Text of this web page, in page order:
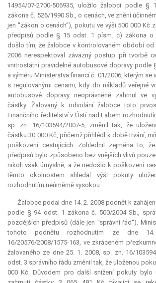
14954/07-2700-506935, uložilo žalobci podle
zákona č. 526/1990 Sb., o cenách, ve znění
jen "zákon o cenách“), pokutu ve výši 500 000 Kč
předpisů podle § 15 odst. 1 písm. c) zákona o
došlo tím, že žalobce v kontrolovaném období od
2006 nerespektoval závazný postup při tvorbě
vnitrostátní pravidelné autobusové dopravy podle
a výměru Ministerstva financí č. 01/2006, kterým se
s regulovanými cenami, kdy do nákladů veřejné
autobusové dopravy neoprávněně zahrnul ve
částky. Žalovaný k odvolání žalobce toto
Finančního ředitelství v Ústí nad Labem
sp. zn. 16/103594/2007-5, změnil tak, že
částku 30 000 Kč, přičemž přihlédl k době trvání,
poškození cestujících. Zohlednil zejména to,
předpisů bylo způsobeno bez vnějších vlivů
nikoli však úmyslně, a že nedošlo k poškození
těmto okolnostem shledal výši pokuty
rozhodnutím neúměrně vysokou.
Žalobce podal dne 14. 2. 2008 podnět k
podle § 94 odst. 1 zákona č. 500/2004 Sb.,
pozdějších předpisů (dále jen "správní řád“).
tohoto podnětu rozhodnutím ze dne
16/20576/2008/1575-163, ve zkráceném
žalovaného ze dne 25. 1. 2008, sp. zn. 16/
odst. 3 správního řádu změnil tak, že uloženou
000 Kč. Důvodem pro další snížení pokuty bylo